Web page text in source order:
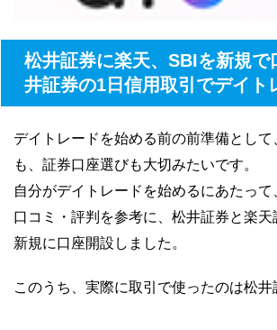
松井証券に楽天、SBIを新規で
井証券の1日信用取引でデイト
デイトレードを始める前の前準備として
も、証券口座選びも大切みたいです。
自分がデイトレードを始めるにあたっ
口コミ・評判を参考に、松井証券と楽
新規に口座開設しました。
このうち、実際に取引で使ったのは松井